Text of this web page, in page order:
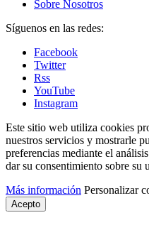
Sobre Nosotros
Síguenos en las redes:
Facebook
Twitter
Rss
YouTube
Instagram
Este sitio web utiliza cookies
nuestros servicios y mostrarle
preferencias mediante el
dar su consentimiento sobre su
Más información Personalizar
Acepto